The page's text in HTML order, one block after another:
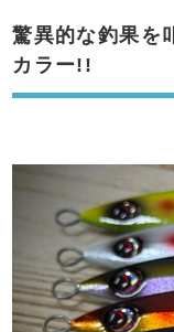
驚異的な釣果を
カラー!!